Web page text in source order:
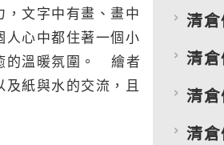
文字中有畫、畫中
心中都住著一個小
的溫暖氛圍。 繪者
紙與水的交流，且
清
清
清
清